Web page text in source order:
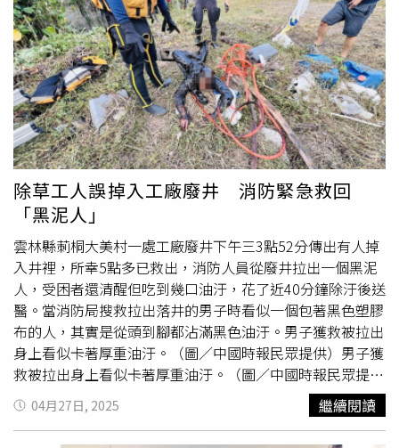
組全力追查。經透過路口監視器等方式抽絲剝繭，警方鎖定
4名宮廟大盜涉嫌重大，5月29日起陸續在苗栗縣、桃園市
逮捕25歲楊姓、19歲賴姓、26歲蘇姓和33歲楊姓共4名竊
賊，並在苗栗一處民宅及台中市一處廢棄工廠內，起獲遭竊
供桌等證物，目前失竊物品已歸還廟方，4嫌也被移送法
辦。百年古物失而復得，讓信眾鬆了一口氣，中埔鄉長李碧
雲還特地到分局向警方致謝。事後卻傳出，賴嫌向警方聲
稱，犯案後多次夢到1位騎白馬、著紅衣、手拿類似弓箭器
具的男子出現在他面前，表情憤怒，讓他徹夜難眠。承辦員
警聽了，馬上回他「夢中的人就是吳鳳公」，還要賴嫌坦白
交代；對方疑因心生畏懼，將做案細節、共犯都清楚交待。
除草工人誤掉入工廠廢井 消防緊急救回
「黑泥人」
雲林縣莿桐大美村一處工廠廢井下午三3點52分傳出有人掉
入井裡，所幸5點多已救出，消防人員從廢井拉出一個黑泥
人，受困者還清醒但吃到幾口油汙，花了近40分鐘除汙後送
醫。當消防局搜救拉出落井的男子時看似一個包著黑色塑膠
布的人，其實是從頭到腳都沾滿黑色油汙。男子獲救被拉出
身上看似卡著厚重油汙。（圖／中國時報民眾提供）男子獲
救被拉出身上看似卡著厚重油汙。（圖／中國時報民眾提
供）據了解， 67歲唐姓男子受雇為一家
廢棄工廠除草，周
邊有一口未加蓋的廢棄汙油井，他未發現不慎踩入掉進去，
04月27日, 2025 繼續閱讀